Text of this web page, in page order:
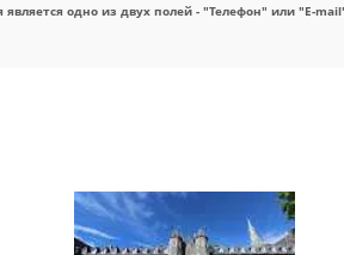
одно из двух полей - "Телефон" или "E-